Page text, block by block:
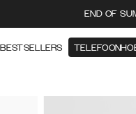
END OF
BESTSELLERS